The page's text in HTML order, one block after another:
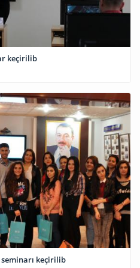
keçirilib
keçirilib